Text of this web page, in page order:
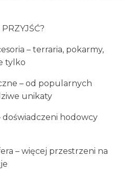
– terraria, pokarmy,
tylko
– od popularnych
unikaty
doświadczeni hodowcy
– więcej przestrzeni na